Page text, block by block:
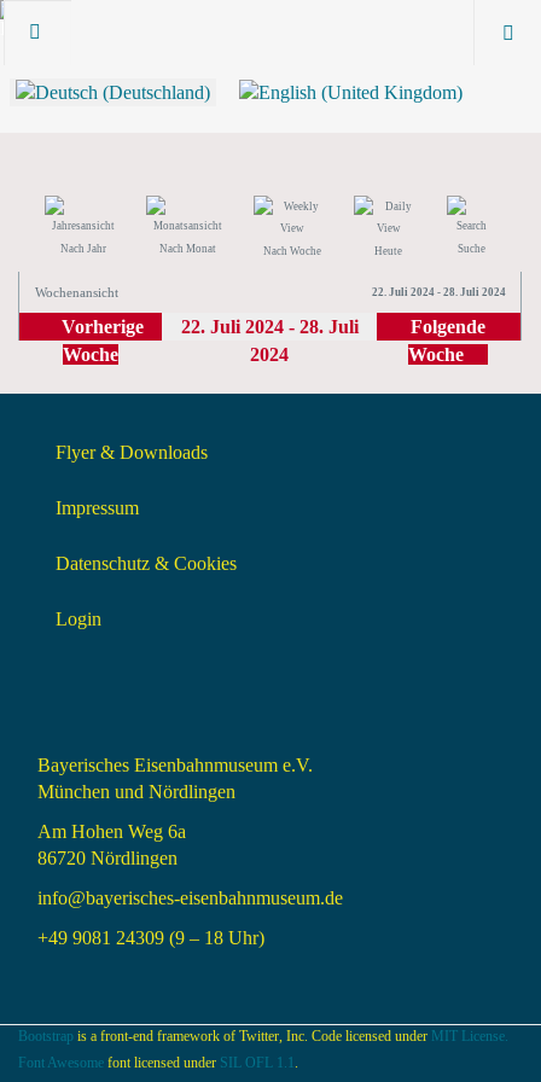
Nach Jahr Nach Monat Nach Woche Heute Suche
Wochenansicht 22. Juli 2024 - 28. Juli 2024
Vorherige
Woche
22. Juli 2024 - 28. Juli
2024
Folgende
Woche
Flyer & Downloads
Impressum
Datenschutz & Cookies
Login
Bayerisches Eisenbahnmuseum e.V.
München und Nördlingen
Am Hohen Weg 6a
86720 Nördlingen
info@bayerisches-eisenbahnmuseum.de
+49 9081 24309 (9 – 18 Uhr)
Bootstrap is a front-end framework of Twitter, Inc. Code licensed under MIT License.
Font Awesome font licensed under SIL OFL 1.1 .